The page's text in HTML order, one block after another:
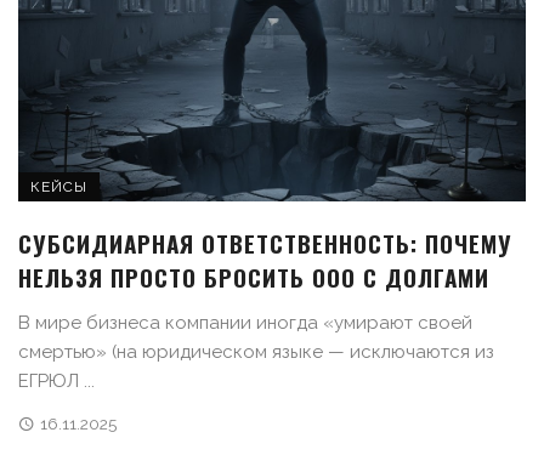
КЕЙСЫ
СУБСИДИАРНАЯ ОТВЕТСТВЕННОСТЬ: ПОЧЕМУ
НЕЛЬЗЯ ПРОСТО БРОСИТЬ ООО С ДОЛГАМИ
В мире бизнеса компании иногда «умирают своей
смертью» (на юридическом языке — исключаются из
ЕГРЮЛ ...
16.11.2025